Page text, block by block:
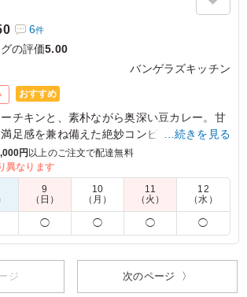
6件
の評価5.00
バンゲラズキッチン
おすすめ
チキンと、素朴ながら奥深い豆カレー。甘
足感を兼ね備えた絶妙コンビで、最後のひ
しめます。素材の旨みを活かし、丁寧に煮
。
いのが苦手なメンバーでも食べられるくら
助かりました。普段豆カレーを食べない
でした！バターチキンカレーはフルーテ
たです
…続きを見る
円以上のご注文で配達無料
異なります
9
（日）
10
（月）
11
（火）
12
（水）
◯ ◯ ◯ ◯
ジ 次のページ 〉